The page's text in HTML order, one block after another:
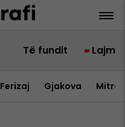
Të fundit Lajme
Ferizaj Gjakova